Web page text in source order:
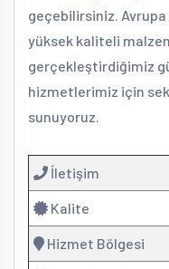
geçebilirsiniz.
yüksek kaliteli
gerçekleştirdiğimiz
hizmetlerimiz için
sunuyoruz.
İletişim
Kalite
Hizmet Bölgesi